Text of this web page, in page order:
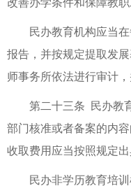
民办教育机构应当在
报告，并按规定提取发
师事务所依法进行审计，
第二十三条 民办教育
部门核准或者备案的内
收取费用应当按照规定出
民办非学历教育培训